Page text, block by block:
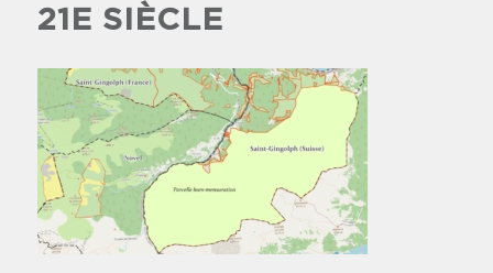
21E SIÈCLE